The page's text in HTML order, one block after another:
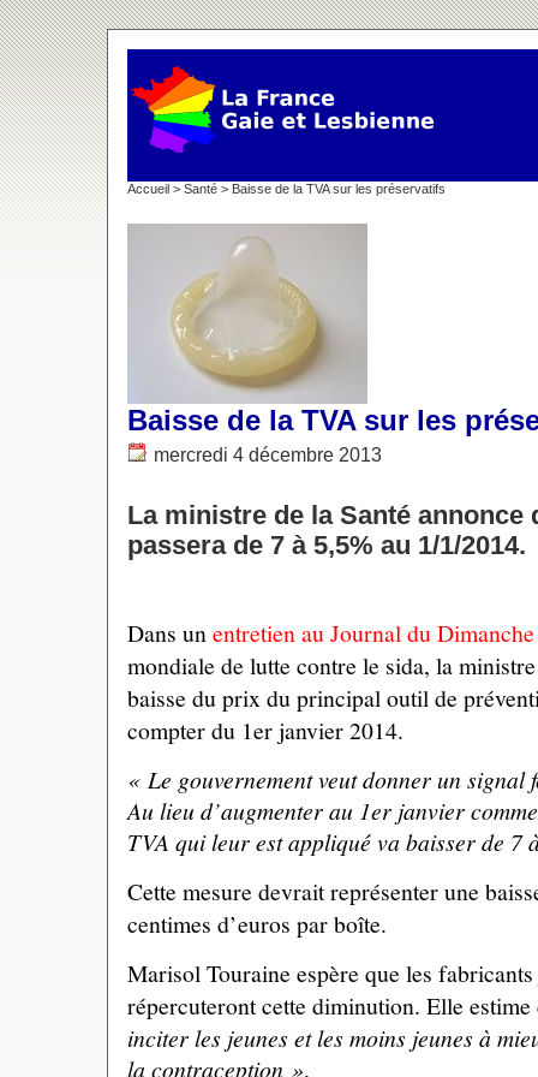
Accueil > Santé > Baisse de la TVA sur les préservatifs
Baisse de la TVA sur les
mercredi 4 décembre 2013
La ministre de la Santé annonce
passera de 7 à 5,5% au 1/1/2014.
Dans unentretien au Journal du Dimanche
mondiale de lutte contre le sida, la
baisse du prix du principal outil de
compter du 1er janvier 2014.
« Le gouvernement veut donner un
Au lieu d’augmenter au 1er janvier
TVA qui leur est appliqué va baisser de 7
Cette mesure devrait représenter une
centimes d’euros par boîte.
Marisol Touraine espère que les
répercuteront cette diminution. Elle
inciter les jeunes et les moins jeunes à
la contraception ».